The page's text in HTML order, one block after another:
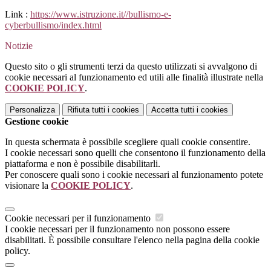
Link : https://www.istruzione.it//bullismo-e-
cyberbullismo/index.html
Notizie
Questo sito o gli strumenti terzi da questo utilizzati si avvalgono di
cookie necessari al funzionamento ed utili alle finalità illustrate nella
COOKIE POLICY.
Personalizza Rifiuta tutti i cookies Accetta tutti i cookies
Gestione cookie
In questa schermata è possibile scegliere quali cookie consentire.
I cookie necessari sono quelli che consentono il funzionamento della
piattaforma e non è possibile disabilitarli.
Per conoscere quali sono i cookie necessari al funzionamento potete
visionare la COOKIE POLICY.
Cookie necessari per il funzionamento
I cookie necessari per il funzionamento non possono essere
disabilitati. È possibile consultare l'elenco nella pagina della cookie
policy.